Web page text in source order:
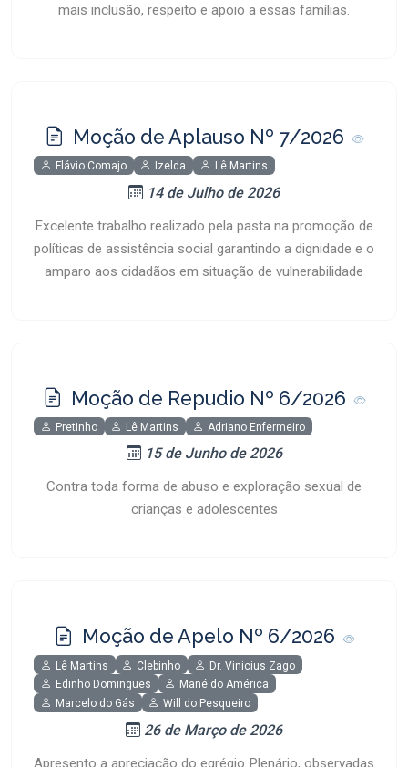
mais inclusão, respeito e apoio a essas famílias.
Moção de Aplauso Nº 7/2026
Flávio Comajo Izelda Lê Martins
14 de Julho de 2026
Excelente trabalho realizado pela pasta na promoção de
políticas de assistência social garantindo a dignidade e o
amparo aos cidadãos em situação de vulnerabilidade
Moção de Repudio Nº 6/2026
Pretinho Lê Martins Adriano Enfermeiro
15 de Junho de 2026
Contra toda forma de abuso e exploração sexual de
crianças e adolescentes
Moção de Apelo Nº 6/2026
Lê Martins Clebinho
Dr. Vinicius Zago
Edinho Domingues
Mané do América
Marcelo do Gás
Will do Pesqueiro
26 de Março de 2026
Apresento a apreciação do egrégio Plenário, observadas